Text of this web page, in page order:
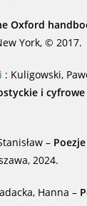
Oxford
York, © 2017.
: Kuligowski,
i cyfrowe
–
2024.
Hanna –